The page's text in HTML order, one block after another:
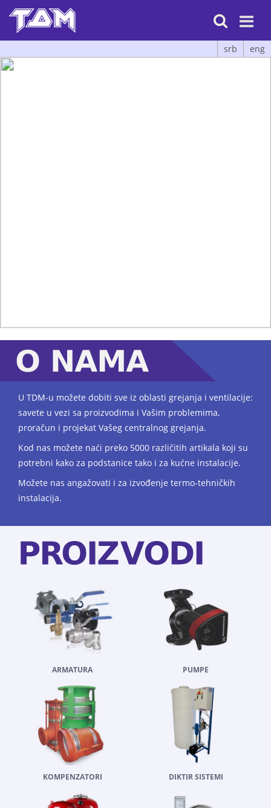

srb eng
U TDM-u možete dobiti sve iz oblasti grejanja i ventilacije:
savete u vezi sa proizvodima i Vašim problemima,
proračun i projekat Vašeg centralnog grejanja.
Kod nas možete naći preko 5000 različitih artikala koji su
potrebni kako za podstanice tako i za kućne instalacije.
Možete nas angažovati i za izvođenje termo-tehničkih
instalacija.
ARMATURA PUMPE
KOMPENZATORI DIKTIR SISTEMI